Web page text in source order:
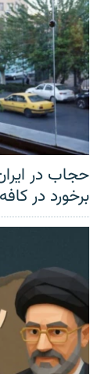
حجاب در
برخورد در